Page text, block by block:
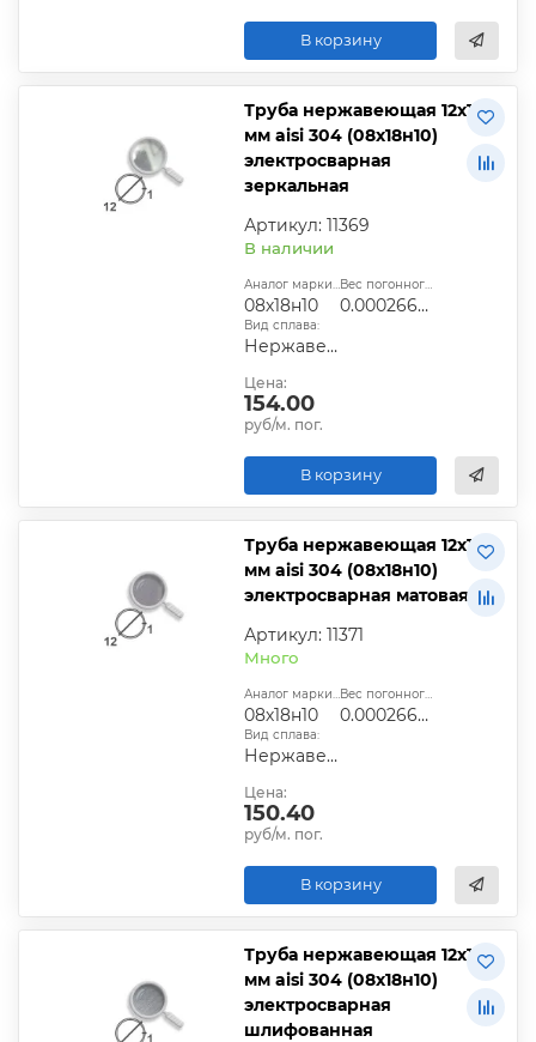
В корзину
Труба нержавеющая 12х1
мм aisi 304 (08х18н10)
электросварная
зеркальная
Артикул: 11369
В наличии
Аналог марки стали:
08х18н10
Вес погонного метра, т.:
0.00026609
Вид сплава:
Нержавеющая сталь
Цена:
154.00
руб/м. пог.
В корзину
Труба нержавеющая 12х1
мм aisi 304 (08х18н10)
электросварная матовая
Артикул: 11371
Много
Аналог марки стали:
08х18н10
Вес погонного метра, т.:
0.00026609
Вид сплава:
Нержавеющая сталь
Цена:
150.40
руб/м. пог.
В корзину
Труба нержавеющая 12х1
мм aisi 304 (08х18н10)
электросварная
шлифованная